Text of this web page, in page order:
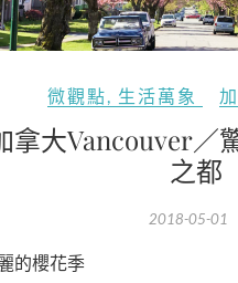
微觀點, 生活萬象
拿大Vancouver／
之都
2018-05-01
的櫻花季